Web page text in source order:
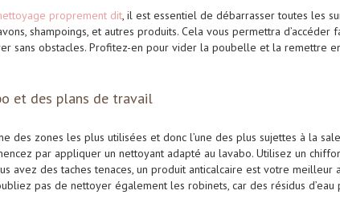
proprement dit, il est essentiel de débarrasser toutes les
shampoings, et autres produits. Cela vous permettra d’accéder
sans obstacles. Profitez-en pour vider la poubelle et la remettre
et des plans de travail
des zones les plus utilisées et donc l’une des plus sujettes à la
par appliquer un nettoyant adapté au lavabo. Utilisez un
avez des taches tenaces, un produit anticalcaire est votre
pas de nettoyer également les robinets, car des résidus d’eau